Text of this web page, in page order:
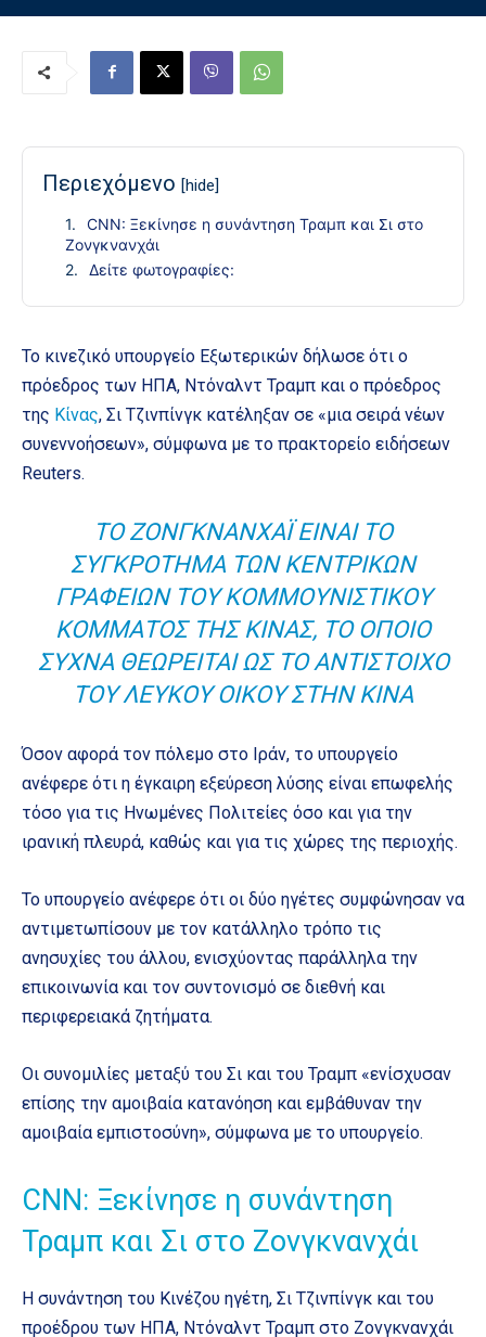
Περιεχόμενο [hide]
CNN: Ξεκίνησε η συνάντηση Τραμπ και Σι στο
Ζονγκνανχάι
Δείτε φωτογραφίες:
Το κινεζικό υπουργείο Εξωτερικών δήλωσε ότι ο
πρόεδρος των ΗΠΑ, Ντόναλντ Τραμπ και ο πρόεδρος
της Κίνας, Σι Τζινπίνγκ κατέληξαν σε «μια σειρά νέων
συνεννοήσεων», σύμφωνα με το πρακτορείο ειδήσεων
Reuters.
ΤΟ ΖΟΝΓΚΝΑΝΧΆΙ ΕΊΝΑΙ ΤΟ
ΣΥΓΚΡΌΤΗΜΑ ΤΩΝ ΚΕΝΤΡΙΚΏΝ
ΓΡΑΦΕΊΩΝ ΤΟΥ ΚΟΜΜΟΥΝΙΣΤΙΚΟΎ
ΚΌΜΜΑΤΟΣ ΤΗΣ ΚΊΝΑΣ, ΤΟ ΟΠΟΊΟ
ΣΥΧΝΆ ΘΕΩΡΕΊΤΑΙ ΩΣ ΤΟ ΑΝΤΊΣΤΟΙΧΟ
ΤΟΥ ΛΕΥΚΟΎ ΟΊΚΟΥ ΣΤΗΝ ΚΊΝΑ
Όσον αφορά τον πόλεμο στο Ιράν, το υπουργείο
ανέφερε ότι η έγκαιρη εξεύρεση λύσης είναι επωφελής
τόσο για τις Ηνωμένες Πολιτείες όσο και για την
ιρανική πλευρά, καθώς και για τις χώρες της περιοχής.
Το υπουργείο ανέφερε ότι οι δύο ηγέτες συμφώνησαν να
αντιμετωπίσουν με τον κατάλληλο τρόπο τις
ανησυχίες του άλλου, ενισχύοντας παράλληλα την
επικοινωνία και τον συντονισμό σε διεθνή και
περιφερειακά ζητήματα.
Οι συνομιλίες μεταξύ του Σι και του Τραμπ «ενίσχυσαν
επίσης την αμοιβαία κατανόηση και εμβάθυναν την
αμοιβαία εμπιστοσύνη», σύμφωνα με το υπουργείο.
CNN: Ξεκίνησε η συνάντηση
Τραμπ και Σι στο Ζονγκνανχάι
Η συνάντηση του Κινέζου ηγέτη, Σι Τζινπίνγκ και του
προέδρου των ΗΠΑ, Ντόναλντ Τραμπ στο Ζονγκνανχάι